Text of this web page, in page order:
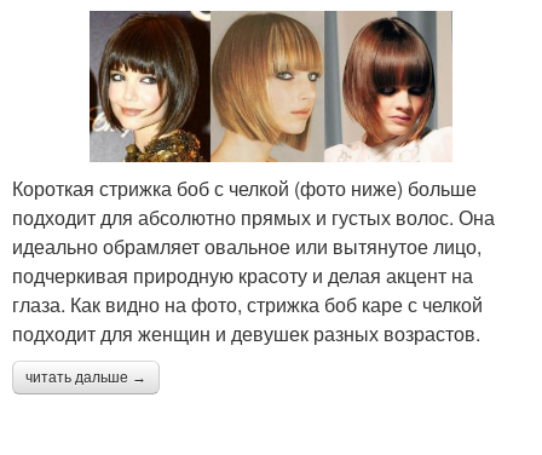
Короткая стрижка боб с челкой (фото ниже) больше
подходит для абсолютно прямых и густых волос. Она
идеально обрамляет овальное или вытянутое лицо,
подчеркивая природную красоту и делая акцент на
глаза. Как видно на фото, стрижка боб каре с челкой
подходит для женщин и девушек разных возрастов.
читать дальше →